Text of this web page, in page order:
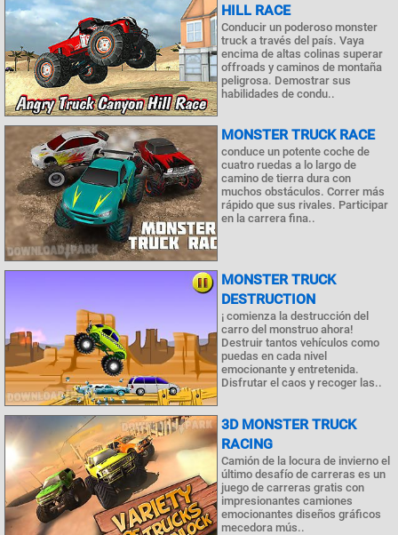
HILL RACE
Conducir un poderoso monster
truck a través del país. Vaya
encima de altas colinas superar
offroads y caminos de montaña
peligrosa. Demostrar sus
habilidades de condu..
MONSTER TRUCK RACE
conduce un potente coche de
cuatro ruedas a lo largo de
camino de tierra dura con
muchos obstáculos. Correr más
rápido que sus rivales. Participar
en la carrera fina..
MONSTER TRUCK
DESTRUCTION
¡ comienza la destrucción del
carro del monstruo ahora!
Destruir tantos vehículos como
puedas en cada nivel
emocionante y entretenida.
Disfrutar el caos y recoger las..
3D MONSTER TRUCK
RACING
Camión de la locura de invierno el
último desafío de carreras es un
juego de carreras gratis con
impresionantes camiones
emocionantes diseños gráficos
mecedora mús..